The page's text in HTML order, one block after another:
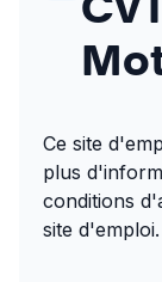
Ce site
plus
conditions
site d'emploi.